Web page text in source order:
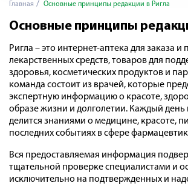
Главная Основные принципы редакции в Ригла
Основные принципы
Ригла – это интернет-аптека для заказа и
лекарственных средств, товаров для
здоровья, косметических продуктов и
команда состоит из врачей, которые
экспертную информацию о красоте,
образе жизни и долголетии. Каждый
делится знаниями о медицине, красоте,
последних событиях в сфере
Вся предоставляемая информация
тщательной проверке специалистами и
исключительно на подтвержденных и